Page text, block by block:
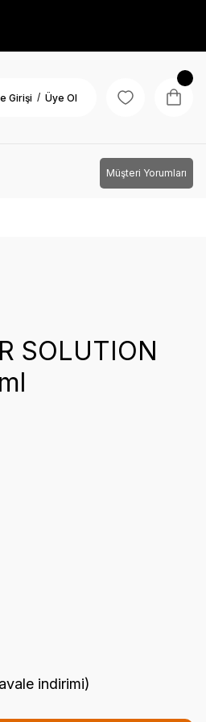
Girişi / Üye Ol
Müşteri Yorumları
SOLUTION
indirimi)